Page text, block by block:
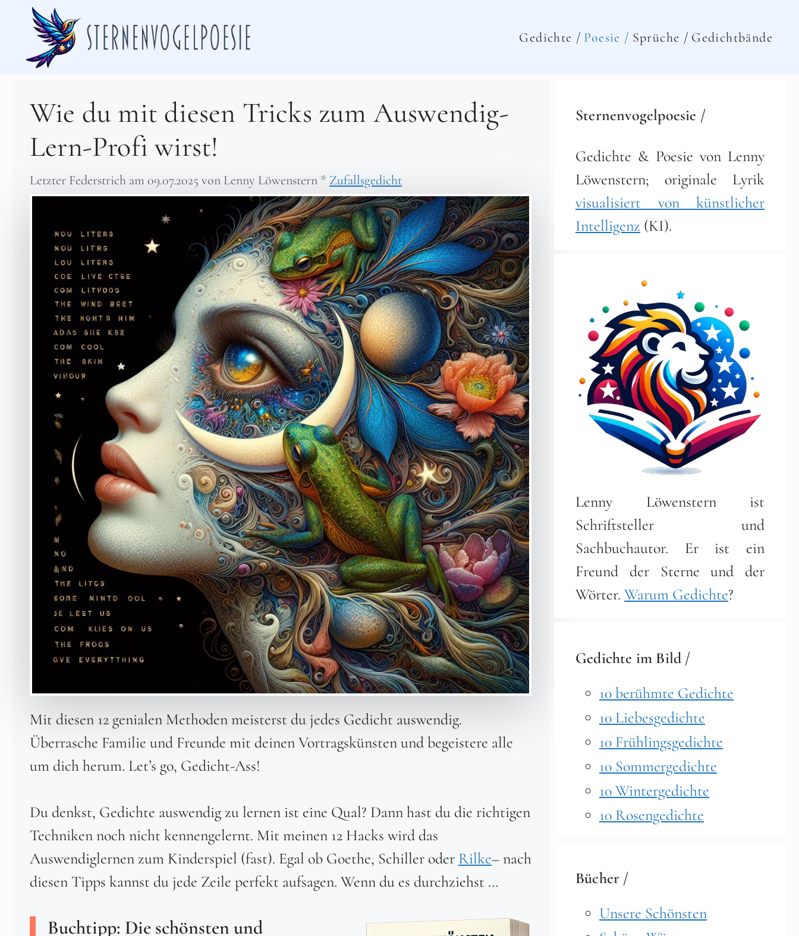
Inhalt
springen
Gedichte / Poesie / Sprüche / Gedichtbände
Wie du mit diesen Tricks zum Auswendig-
Lern-Profi wirst!
Letzter Federstrich am 09.07.2025 von Lenny Löwenstern * Zufallsgedicht
Mit diesen 12 genialen Methoden meisterst du jedes Gedicht auswendig.
Überrasche Familie und Freunde mit deinen Vortragskünsten und begeistere alle
um dich herum. Let’s go, Gedicht-Ass!
Du denkst, Gedichte auswendig zu lernen ist eine Qual? Dann hast du die richtigen
Techniken noch nicht kennengelernt. Mit meinen 12 Hacks wird das
Auswendiglernen zum Kinderspiel (fast). Egal ob Goethe, Schiller oder Rilke– nach
diesen Tipps kannst du jede Zeile perfekt aufsagen. Wenn du es durchziehst …
Buchtipp: Die schönsten und
Sternenvogelpoesie /
Gedichte & Poesie von Lenny
Löwenstern; originale Lyrik
visualisiert von künstlicher
Intelligenz (KI).
Lenny Löwenstern ist
Schriftsteller und
Sachbuchautor. Er ist ein
Freund der Sterne und der
Wörter. Warum Gedichte?
Gedichte im Bild /
10 berühmte Gedichte
10 Liebesgedichte
10 Frühlingsgedichte
10 Sommergedichte
10 Wintergedichte
10 Rosengedichte
Bücher /
Unsere Schönsten